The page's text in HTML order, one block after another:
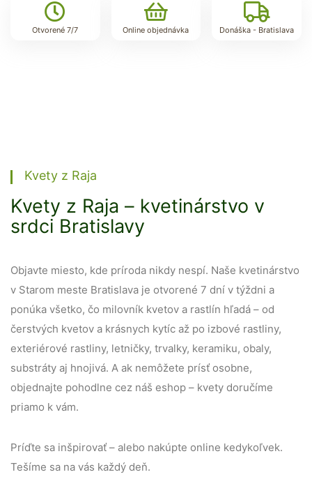
Otvorené 7/7 Online objednávka Donáška - Bratislava
Kvety z Raja
Kvety z Raja – kvetinárstvo v
srdci Bratislavy
Objavte miesto, kde príroda nikdy nespí. Naše kvetinárstvo
v Starom meste Bratislava je otvorené 7 dní v týždni a
ponúka všetko, čo milovník kvetov a rastlín hľadá – od
čerstvých kvetov a krásnych kytíc až po izbové rastliny,
exteriérové rastliny, letničky, trvalky, keramiku, obaly,
substráty aj hnojivá. A ak nemôžete prísť osobne,
objednajte pohodlne cez náš eshop – kvety doručíme
priamo k vám.
Príďte sa inšpirovať – alebo nakúpte online kedykoľvek.
Tešíme sa na vás každý deň.